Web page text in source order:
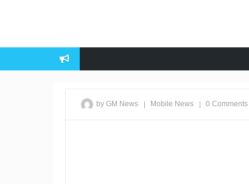
by GM News | Mobile News | 0 Comments